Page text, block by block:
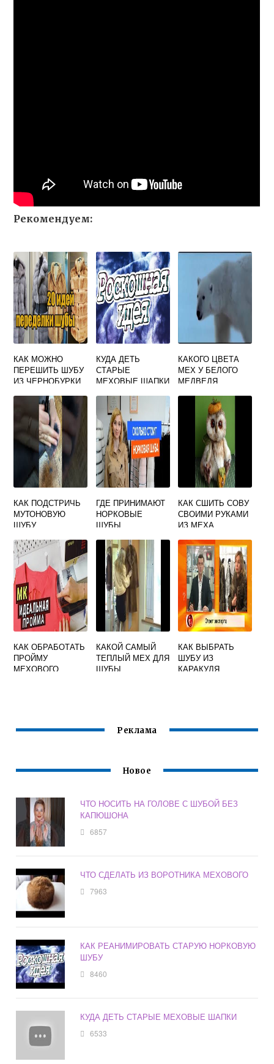
Рекомендуем:
КАК МОЖНО
ПЕРЕШИТЬ ШУБУ
ИЗ ЧЕРНОБУРКИ
КУДА ДЕТЬ
СТАРЫЕ
МЕХОВЫЕ ШАПКИ
КАКОГО ЦВЕТА
МЕХ У БЕЛОГО
МЕДВЕДЯ
КАК ПОДСТРИЧЬ
МУТОНОВУЮ
ШУБУ
ГДЕ ПРИНИМАЮТ
НОРКОВЫЕ
ШУБЫ
КАК СШИТЬ СОВУ
СВОИМИ РУКАМИ
ИЗ МЕХА
КАК ОБРАБОТАТЬ
ПРОЙМУ
МЕХОВОГО
КАКОЙ САМЫЙ
ТЕПЛЫЙ МЕХ ДЛЯ
ШУБЫ
КАК ВЫБРАТЬ
ШУБУ ИЗ
КАРАКУЛЯ
Реклама
Новое
ЧТО НОСИТЬ НА ГОЛОВЕ С ШУБОЙ БЕЗ
КАПЮШОНА
6857
ЧТО СДЕЛАТЬ ИЗ ВОРОТНИКА МЕХОВОГО
7963
КАК РЕАНИМИРОВАТЬ СТАРУЮ НОРКОВУЮ
ШУБУ
8460
КУДА ДЕТЬ СТАРЫЕ МЕХОВЫЕ ШАПКИ
6533